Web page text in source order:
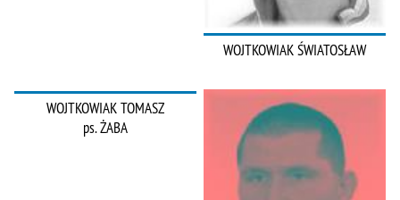
WOJTKOWIAK ŚWIATOSŁAW
WOJTKOWIAK TOMASZ
ps. ŻABA